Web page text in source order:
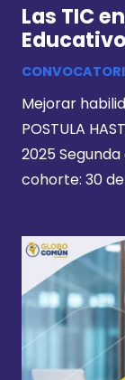
Las TIC
Mejorar
POSTULA
2025
cohorte: 30